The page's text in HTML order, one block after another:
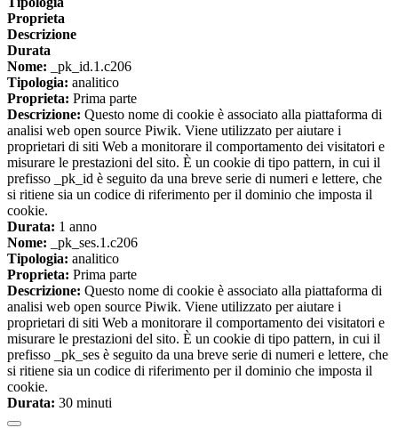
Proprieta
Descrizione
Durata
Nome: _pk_id.1.c206
Tipologia: analitico
Proprieta: Prima parte
Descrizione: Questo nome di cookie è associato alla piattaforma di
analisi web open source Piwik. Viene utilizzato per aiutare i
proprietari di siti Web a monitorare il comportamento dei visitatori e
misurare le prestazioni del sito. È un cookie di tipo pattern, in cui il
prefisso _pk_id è seguito da una breve serie di numeri e lettere, che
si ritiene sia un codice di riferimento per il dominio che imposta il
cookie.
Durata: 1 anno
Nome: _pk_ses.1.c206
Tipologia: analitico
Proprieta: Prima parte
Descrizione: Questo nome di cookie è associato alla piattaforma di
analisi web open source Piwik. Viene utilizzato per aiutare i
proprietari di siti Web a monitorare il comportamento dei visitatori e
misurare le prestazioni del sito. È un cookie di tipo pattern, in cui il
prefisso _pk_ses è seguito da una breve serie di numeri e lettere, che
si ritiene sia un codice di riferimento per il dominio che imposta il
cookie.
Durata: 30 minuti